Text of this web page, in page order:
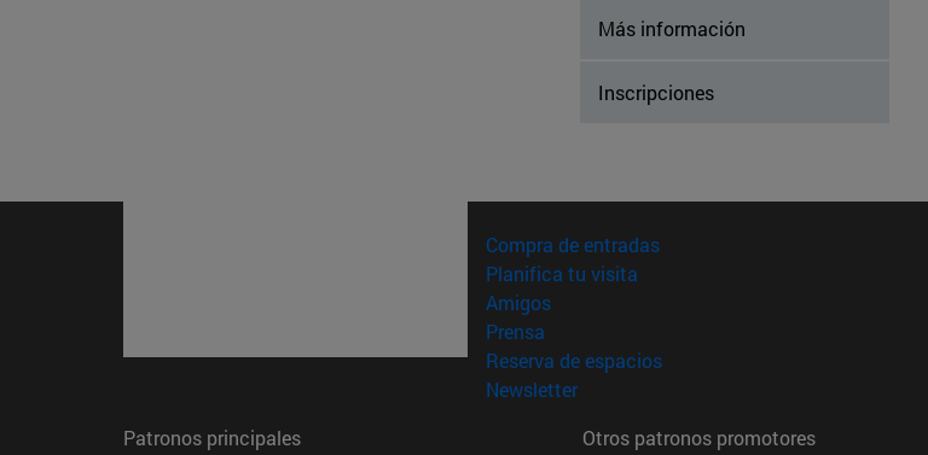
Más información
Inscripciones
Compra de entradas(abre en nueva ventana)
Planifica tu visita
Amigos(abre en nueva ventana)
Prensa
Reserva de espacios(abre en nueva ventana)
Newsletter(abre en nueva ventana)
Patronos principales
Otros patronos promotores